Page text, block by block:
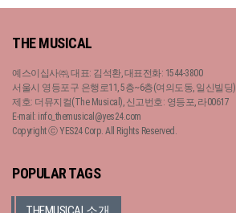
THE MUSICAL
예스이십사㈜, 대표: 김석환, 대표전화: 1544-3800
서울시 영등포구 은행로11, 5층~6층(여의도동, 일신빌딩)
제호: 더뮤지컬(The Musical), 신고번호: 영등포, 라00617
E-mail: info_themusical@yes24.com
Copyright ⓒ YES24 Corp. All Rights Reserved.
POPULAR TAGS